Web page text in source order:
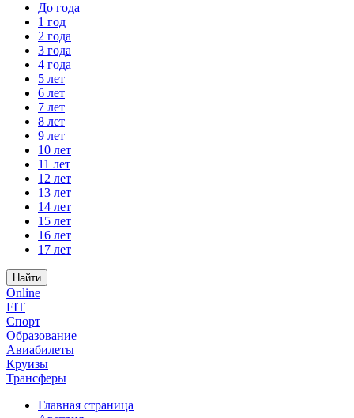
До года
1 год
2 года
3 года
4 года
5 лет
6 лет
7 лет
8 лет
9 лет
10 лет
11 лет
12 лет
13 лет
14 лет
15 лет
16 лет
17 лет
Найти
Online
FIT
Спорт
Образование
Авиабилеты
Круизы
Трансферы
Главная страница